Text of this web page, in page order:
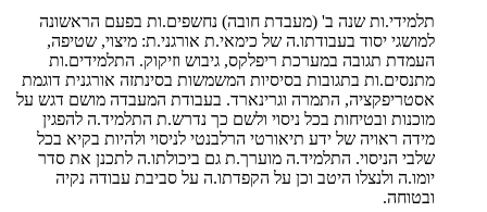
תלמידי.ות שנה ב' (מעבדת חובה) נחשפים.ות בפעם הראשונה
למושגי יסוד בעבודתו.ה של כימאי.ת אורגני.ת: מיצוי, שטיפה,
העמדת תגובה במערכת ריפלקס, גיבוש וזיקוק. התלמידים.ות
מתנסים.ות בתגובות בסיסיות המשמשות בסינתזה אורגנית דוגמת
אסטריפקציה, התמרה וגרינארד. בעבודת המעבדה מושם דגש על
מוכנות ובטיחות בכל ניסוי ולשם כך נדרש.ת התלמיד.ה להפגין
מידה ראויה של ידע תיאורטי הרלבנטי לניסוי ולהיות בקיא בכל
שלבי הניסוי. התלמיד.ה מוערך.ת גם ביכולתו.ה לתכנן את סדר
יומו.ה ולנצלו היטב וכן על הקפדתו.ה על סביבת עבודה נקיה
ובטוחה.